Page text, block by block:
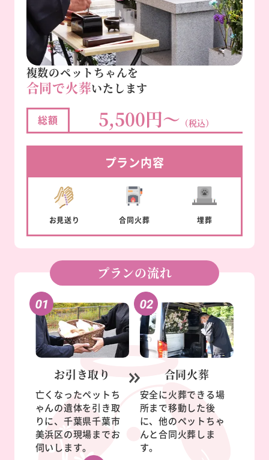
複数のペットちゃんを
合同で火葬いたします
総額 5,500円～ （税込）
プラン内容
お見送り 合同火葬 埋葬
プランの流れ
お引き取り
亡くなったペットち
ゃんの遺体を引き取
りに、千葉県千葉市
美浜区の現場までお
伺いします。
合同火葬
安全に火葬できる場
所まで移動した後
に、他のペットちゃ
んと合同火葬しま
す。